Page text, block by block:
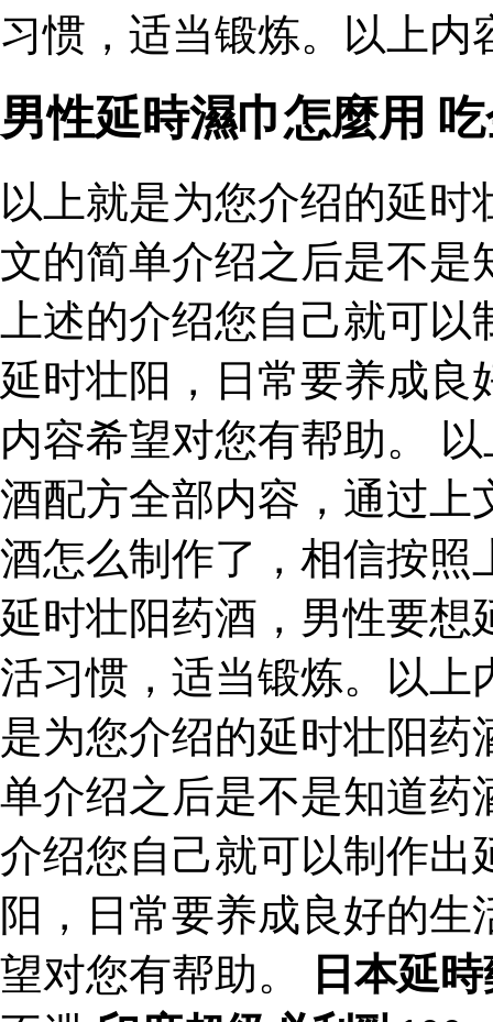
习惯，适当锻炼。以上内
男性延時濕巾怎麼用
以上就是为您介绍的延
文的简单介绍之后是不是
上述的介绍您自己就可
延时壮阳，日常要养成良
内容希望对您有帮助。
酒配方全部内容，通过上
酒怎么制作了，相信按照
延时壮阳药酒，男性要想
活习惯，适当锻炼。以上
是为您介绍的延时壮阳
单介绍之后是不是知道药
介绍您自己就可以制作出
阳，日常要养成良好的
望对您有帮助。
日本延